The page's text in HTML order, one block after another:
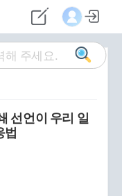
선언이 우리 일
법